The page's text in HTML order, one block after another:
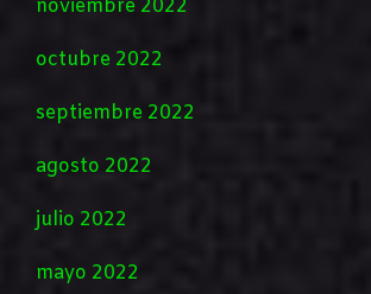
noviembre 2022
octubre 2022
septiembre 2022
agosto 2022
julio 2022
mayo 2022